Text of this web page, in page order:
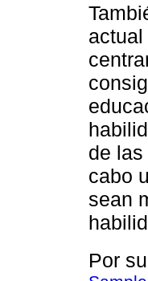
de
cabo
sean
Por